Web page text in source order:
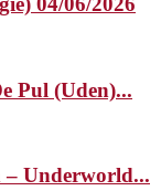
Pul (Uden)...
– Underworld...